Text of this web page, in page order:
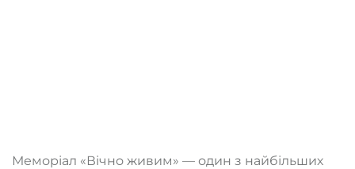
Меморіал «Вічно живим» — один з найбільших